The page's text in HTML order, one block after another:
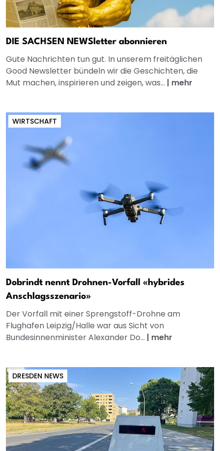
DIE SACHSEN NEWSletter abonnieren
Gute Nachrichten tun gut. In unserem freitäglichen
Good Newsletter bündeln wir die Geschichten, die
Mut machen, inspirieren und zeigen, was... | mehr
WIRTSCHAFT
Dobrindt nennt Drohnen-Vorfall «hybrides
Anschlagsszenario»
Der Vorfall mit einer Sprengstoff-Drohne am
Flughafen Leipzig/Halle war aus Sicht von
Bundesinnenminister Alexander Do... | mehr
DRESDEN NEWS